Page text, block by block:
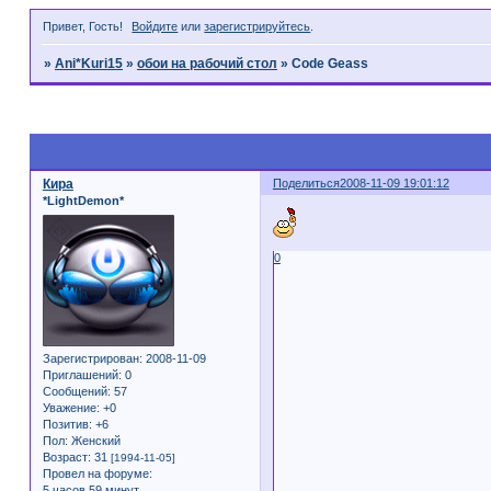
Привет, Гость! Войдите илизарегистрируйтесь
» Ani*Kuri15 » обои на рабочий стол » Code Geass
Поделиться2008-11-09 19:01:12
Кира
*LightDemon*
Зарегистрирован: 2008-11-09
Приглашений: 0
Сообщений: 57
Уважение: +0
Позитив: +6
Пол: Женский
Возраст: 31 [1994-11-05]
Провел на форуме:
0